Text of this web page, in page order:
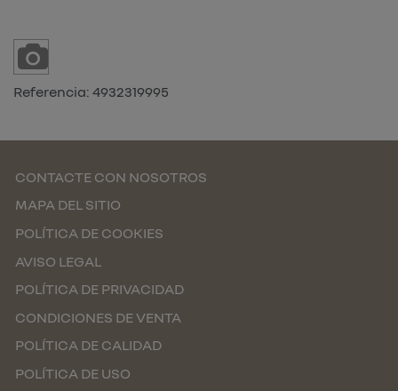
Referencia: 4932319995
CONTACTE CON NOSOTROS
MAPA DEL SITIO
POLÍTICA DE COOKIES
AVISO LEGAL
POLÍTICA DE PRIVACIDAD
CONDICIONES DE VENTA
POLÍTICA DE CALIDAD
POLÍTICA DE USO